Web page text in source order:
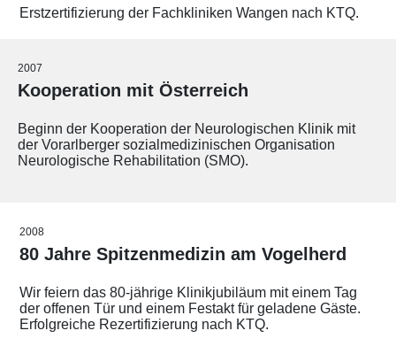
Erstzertifizierung der Fachkliniken Wangen nach KTQ.
2007
Kooperation mit Österreich
Beginn der Kooperation der Neurologischen Klinik mit
der Vorarlberger sozialmedizinischen Organisation
Neurologische Rehabilitation (SMO).
2008
80 Jahre Spitzenmedizin am Vogelherd
Wir feiern das 80-jährige Klinikjubiläum mit einem Tag
der offenen Tür und einem Festakt für geladene Gäste.
Erfolgreiche Rezertifizierung nach KTQ.